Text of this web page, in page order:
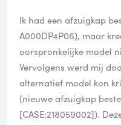
afgewimpeld. Zelfs de
niet klopt, maar kan of
eigenlijk alles.
Kort samengevat:
Acties die niet worden
Ik had een afzuigkap
A000DP4P06), maar
oorspronkelijke model
Vervolgens werd mij
alternatief model kon
(nieuwe afzuigkap
[CASE:218059002]).